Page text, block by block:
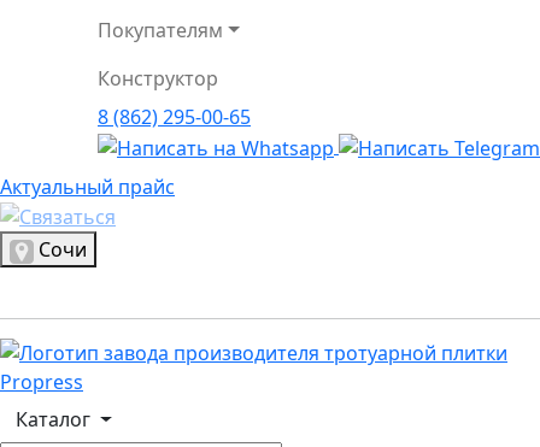
Покупателям
Конструктор
8 (862) 295-00-65
Актуальный прайс
Актуальный прайс
Выбрать город
Сочи
Логотип, переход на главную страницу
Каталог